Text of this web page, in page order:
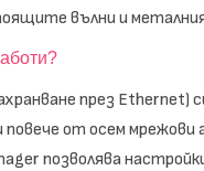
вълни и
през Ethernet)
повече от осем
позволява